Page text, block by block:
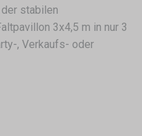
stabilen
3x4,5 m in nur 3
, Verkaufs- oder